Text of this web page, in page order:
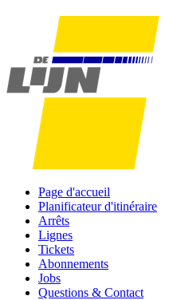
Page d'accueil
Planificateur d'itinéraire
Arrêts
Lignes
Tickets
Abonnements
Jobs
Questions & Contact